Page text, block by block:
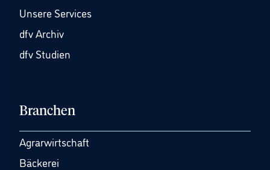
Unsere Services
dfv Archiv
dfv Studien
Branchen
Agrarwirtschaft
Bäckerei